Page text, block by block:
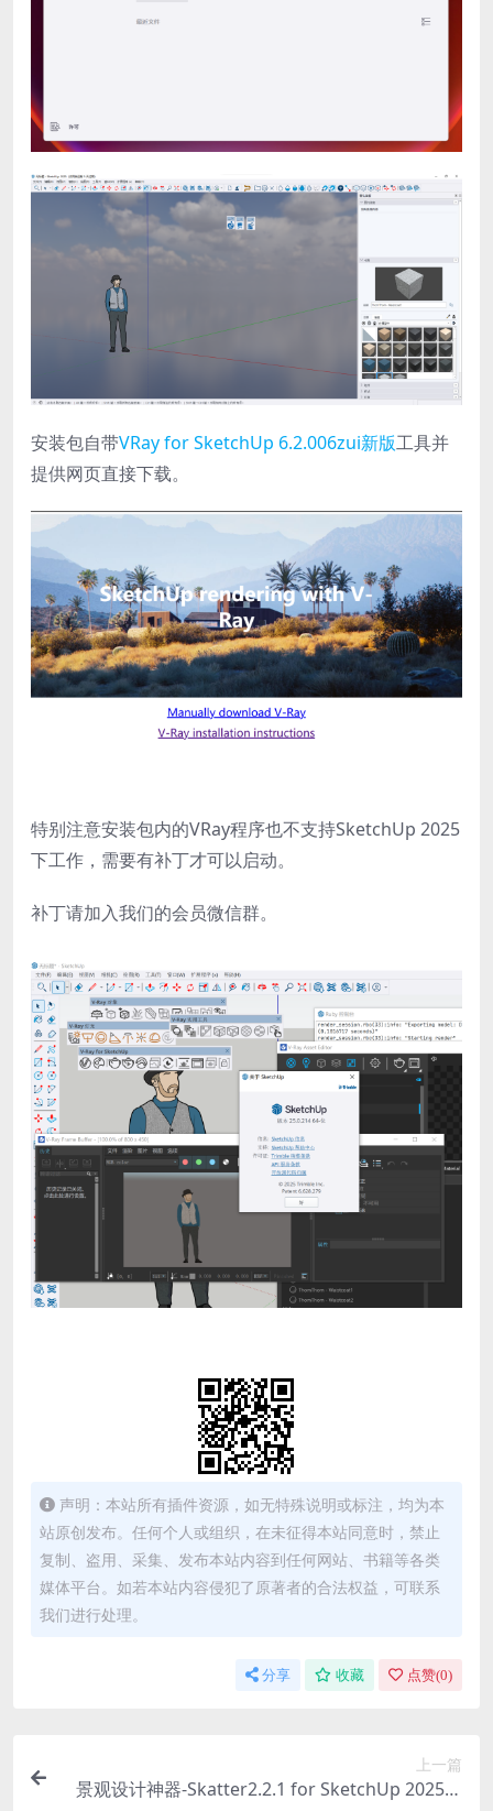
安装包自带VRay for SketchUp 6.2.006zui新版工具并
提供网页直接下载。
特别注意安装包内的VRay程序也不支持SketchUp 2025
下工作，需要有补丁才可以启动。
补丁请加入我们的会员微信群。
声明：本站所有插件资源，如无特殊说明或标注，均为本
站原创发布。任何个人或组织，在未征得本站同意时，禁止
复制、盗用、采集、发布本站内容到任何网站、书籍等各类
媒体平台。如若本站内容侵犯了原著者的合法权益，可联系
我们进行处理。
分享 收藏 点赞(0)
上一篇
景观设计神器-Skatter2.2.1 for SketchUp 2025参